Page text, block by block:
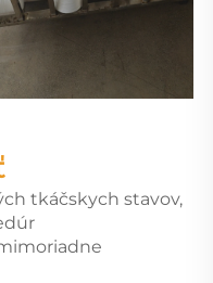
tkáčskych stavov,